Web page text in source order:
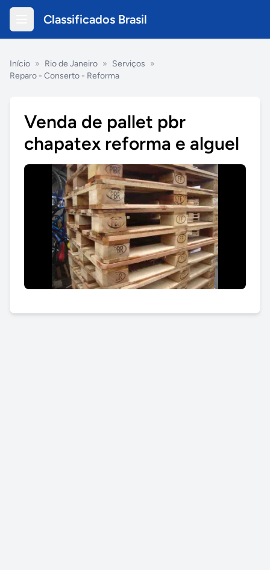
Classificados Brasil
Início » Rio de Janeiro » Serviços »
Reparo - Conserto - Reforma
Venda de pallet pbr
chapatex reforma e alguel